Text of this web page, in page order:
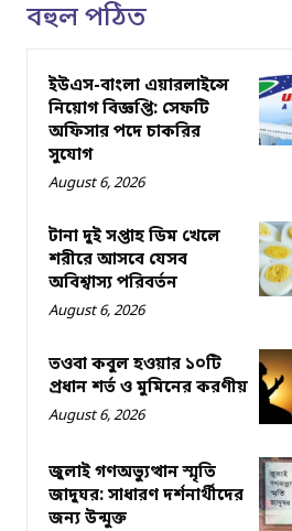
বহুল পঠিত
ইউএস-বাংলা এয়ারলাইন্সে
নিয়োগ বিজ্ঞপ্তি: সেফটি
অফিসার পদে চাকরির
সুযোগ
August 6, 2026
টানা দুই সপ্তাহ ডিম খেলে
শরীরে আসবে যেসব
অবিশ্বাস্য পরিবর্তন
August 6, 2026
তওবা কবুল হওয়ার ১০টি
প্রধান শর্ত ও মুমিনের করণীয়
August 6, 2026
জুলাই গণঅভ্যুত্থান স্মৃতি
জাদুঘর: সাধারণ দর্শনার্থীদের
জন্য উন্মুক্ত